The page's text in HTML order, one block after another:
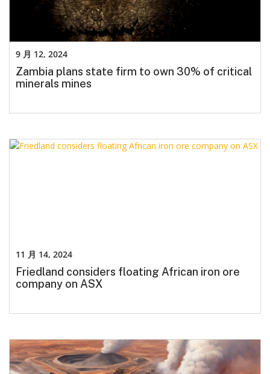
Zambia plans state firm to own 30% of critical
minerals mines
9 月 12, 2024
Friedland considers floating African iron ore
company on ASX
11 月 14, 2024